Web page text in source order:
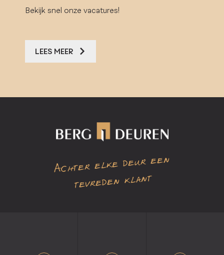
Bekijk snel onze vacatures!
LEES MEER
Achter elke deur een
tevreden klant